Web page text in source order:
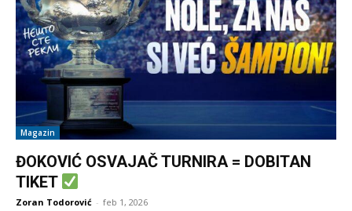
Magazin
ĐOKOVIĆ OSVAJAČ TURNIRA = DOBITAN
TIKET
Zoran Todorović - feb 1, 2026